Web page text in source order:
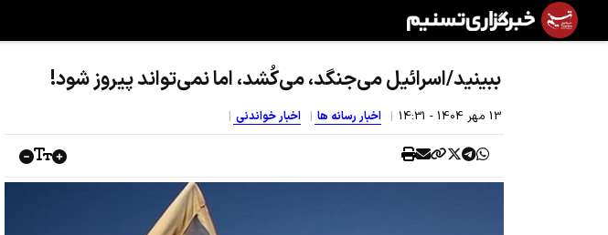
ببینید/اسرائیل می‌جنگد، می‌کُشد، اما نمی‌تواند پیروز شود!
13 مهر 1404 - 14:31 اخبار رسانه ها اخبار خواندنی